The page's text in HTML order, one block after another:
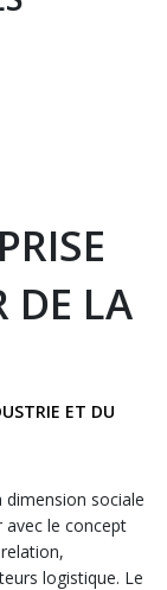
DE LA
ET DU
sociale
avec le concept
logistique. Le